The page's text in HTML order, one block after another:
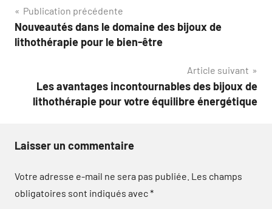
Navigation
de
Publication précédente
Nouveautés dans le domaine des bijoux de
lithothérapie pour le bien-être
Article suivant
Les avantages incontournables des bijoux de
lithothérapie pour votre équilibre énergétique
Laisser un commentaire
Votre adresse e-mail ne sera pas publiée. Les champs
obligatoires sont indiqués avec*